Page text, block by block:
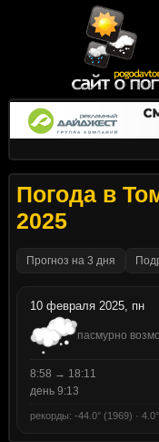
Погода в
2025
Прогноз на 3 дня
10 февраля 2025, пн
пасмурно
8:58 → 18:11
день 9:13
рекорды: -44.0° (1969) ·